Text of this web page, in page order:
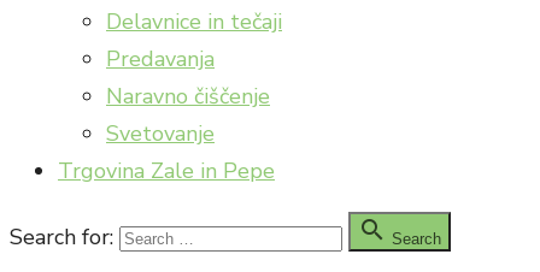
Delavnice in tečaji
Predavanja
Naravno čiščenje
Svetovanje
Trgovina Zale in Pepe
Search for:  Search